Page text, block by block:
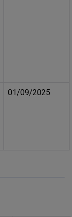
01/09/2025